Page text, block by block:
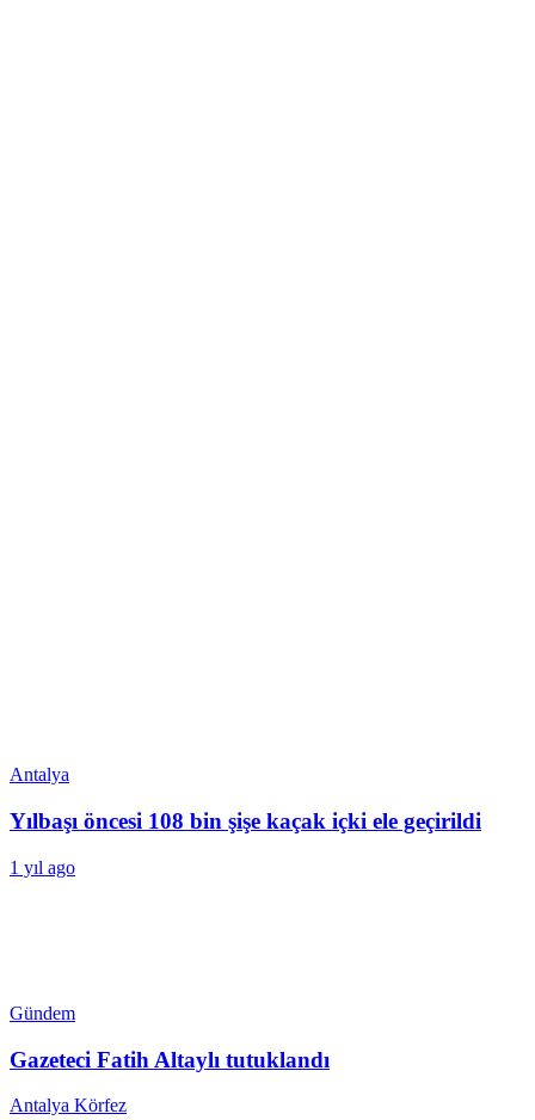
Antalya
Yılbaşı öncesi 108 bin şişe kaçak içki ele geçirildi
1 yıl ago
Gündem
Gazeteci Fatih Altaylı tutuklandı
Antalya Körfez